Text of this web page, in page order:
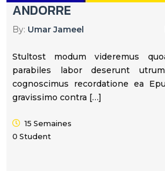
ANDORRE
By: Umar Jameel
Stultost modum videremus
parabiles labor deserunt
cognoscimus recordatione ea
gravissimo contra […]
15 Semaines
0 Student